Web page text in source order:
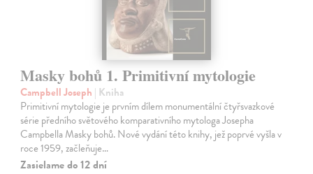
Masky bohů 1. Primitivní mytologie
Campbell Joseph | Kniha
Primitivní mytologie je prvním dílem monumentální čtyřsvazkové
série předního světového komparativního mytologa Josepha
Campbella Masky bohů. Nové vydání této knihy, jež poprvé vyšla v
roce 1959, začleňuje…
Zasielame do 12 dní